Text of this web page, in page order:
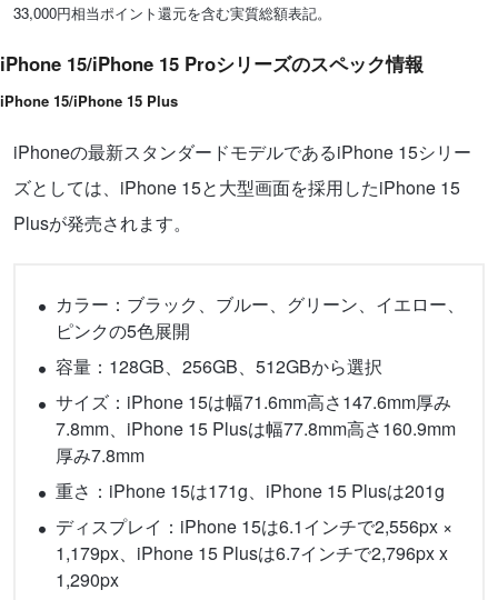
33,000円相当ポイント還元を含む実質総額表記。
iPhone 15/iPhone 15 Proシリーズのスペック情報
iPhone 15/iPhone 15 Plus
iPhoneの最新スタンダードモデルであるiPhone 15シリー
ズとしては、iPhone 15と大型画面を採用したiPhone 15
Plusが発売されます。
カラー：ブラック、ブルー、グリーン、イエロー、
ピンクの5色展開
容量：128GB、256GB、512GBから選択
サイズ：iPhone 15は幅71.6mm高さ147.6mm厚み
7.8mm、iPhone 15 Plusは幅77.8mm高さ160.9mm
厚み7.8mm
重さ：iPhone 15は171g、iPhone 15 Plusは201g
ディスプレイ：iPhone 15は6.1インチで2,556px ×
1,179px、iPhone 15 Plusは6.7インチで2,796px x
1,290px